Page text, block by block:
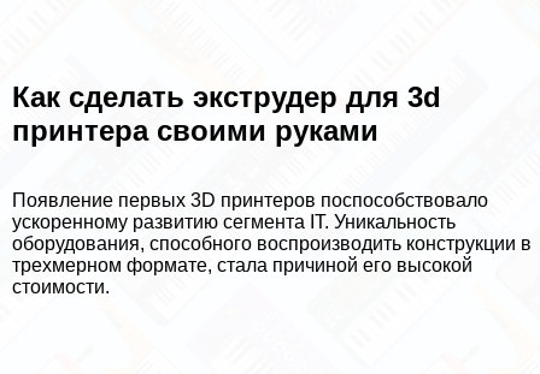
Как сделать экструдер для 3d
принтера своими руками
Появление первых 3D принтеров поспособствовало
ускоренному развитию сегмента IT. Уникальность
оборудования, способного воспроизводить конструкции в
трехмерном формате, стала причиной его высокой
стоимости.